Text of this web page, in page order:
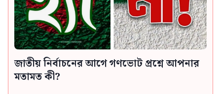
জাতীয় নির্বাচনের আগে গণভোট প্রশ্নে আপনার
মতামত কী?